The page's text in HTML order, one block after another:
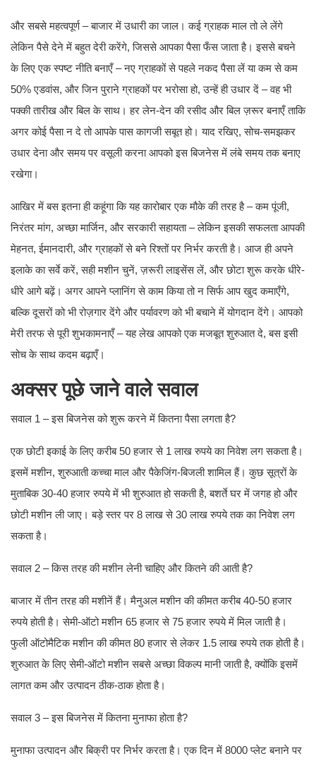
और सबसे महत्वपूर्ण – बाजार में उधारी का जाल। कई ग्राहक माल तो ले लेंगे
लेकिन पैसे देने में बहुत देरी करेंगे, जिससे आपका पैसा फँस जाता है। इससे बचने
के लिए एक स्पष्ट नीति बनाएँ – नए ग्राहकों से पहले नकद पैसा लें या कम से कम
50% एडवांस, और जिन पुराने ग्राहकों पर भरोसा हो, उन्हें ही उधार दें – वह भी
पक्की तारीख और बिल के साथ। हर लेन-देन की रसीद और बिल ज़रूर बनाएँ ताकि
अगर कोई पैसा न दे तो आपके पास कागजी सबूत हो। याद रखिए, सोच-समझकर
उधार देना और समय पर वसूली करना आपको इस बिजनेस में लंबे समय तक बनाए
रखेगा।
आखिर में बस इतना ही कहूंगा कि यह कारोबार एक मौके की तरह है – कम पूंजी,
निरंतर मांग, अच्छा मार्जिन, और सरकारी सहायता – लेकिन इसकी सफलता आपकी
मेहनत, ईमानदारी, और ग्राहकों से बने रिश्तों पर निर्भर करती है। आज ही अपने
इलाके का सर्वे करें, सही मशीन चुनें, ज़रूरी लाइसेंस लें, और छोटा शुरू करके धीरे-
धीरे आगे बढ़ें। अगर आपने प्लानिंग से काम किया तो न सिर्फ आप खुद कमाएँगे,
बल्कि दूसरों को भी रोज़गार देंगे और पर्यावरण को भी बचाने में योगदान देंगे। आपको
मेरी तरफ से पूरी शुभकामनाएँ – यह लेख आपको एक मजबूत शुरुआत दे, बस इसी
सोच के साथ कदम बढ़ाएँ।
अक्सर पूछे जाने वाले सवाल
सवाल 1 – इस बिजनेस को शुरू करने में कितना पैसा लगता है?
एक छोटी इकाई के लिए करीब 50 हजार से 1 लाख रुपये का निवेश लग सकता है।
इसमें मशीन, शुरुआती कच्चा माल और पैकेजिंग-बिजली शामिल हैं। कुछ सूत्रों के
मुताबिक 30-40 हजार रुपये में भी शुरुआत हो सकती है, बशर्ते घर में जगह हो और
छोटी मशीन ली जाए। बड़े स्तर पर 8 लाख से 30 लाख रुपये तक का निवेश लग
सकता है।
सवाल 2 – किस तरह की मशीन लेनी चाहिए और कितने की आती है?
बाजार में तीन तरह की मशीनें हैं। मैनुअल मशीन की कीमत करीब 40-50 हजार
रुपये होती है। सेमी-ऑटो मशीन 65 हजार से 75 हजार रुपये में मिल जाती है।
फुली ऑटोमैटिक मशीन की कीमत 80 हजार से लेकर 1.5 लाख रुपये तक होती है।
शुरुआत के लिए सेमी-ऑटो मशीन सबसे अच्छा विकल्प मानी जाती है, क्योंकि इसमें
लागत कम और उत्पादन ठीक-ठाक होता है।
सवाल 3 – इस बिजनेस में कितना मुनाफा होता है?
मुनाफा उत्पादन और बिक्री पर निर्भर करता है। एक दिन में 8000 प्लेट बनाने पर